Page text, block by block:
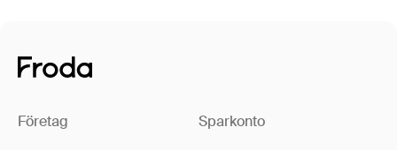
Företag Sparkonto